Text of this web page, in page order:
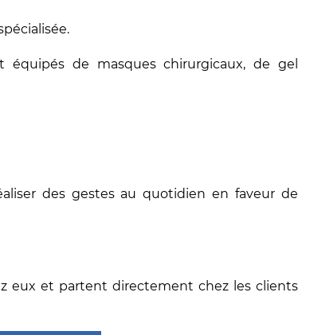
de masques chirurgicaux, de gel
des gestes au quotidien en faveur de
eux et partent directement chez les clients